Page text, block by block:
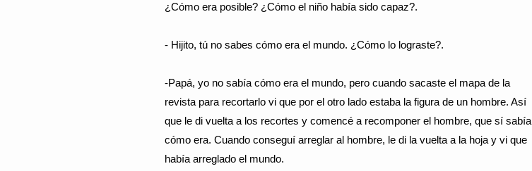
¿Cómo era posible? ¿Cómo el niño había sido capaz?.
- Hijito, tú no sabes cómo era el mundo. ¿Cómo lo lograste?.
-Papá, yo no sabía cómo era el mundo, pero cuando sacaste el mapa de la
revista para recortarlo vi que por el otro lado estaba la figura de un hombre. Así
que le di vuelta a los recortes y comencé a recomponer el hombre, que sí sabía
cómo era. Cuando conseguí arreglar al hombre, le di la vuelta a la hoja y vi que
había arreglado el mundo.